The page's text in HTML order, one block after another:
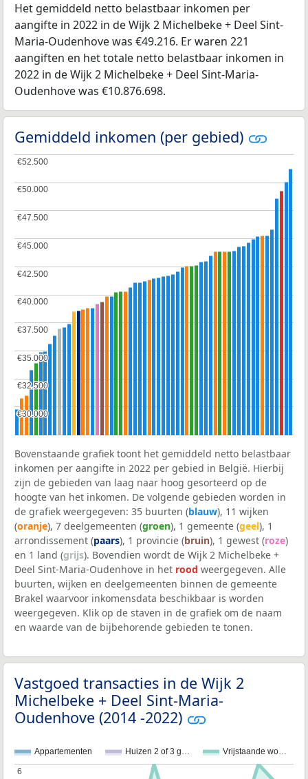
Het gemiddeld netto belastbaar inkomen per
aangifte in 2022 in de Wijk 2 Michelbeke + Deel Sint-
Maria-Oudenhove was €49.216. Er waren 221
aangiften en het totale netto belastbaar inkomen in
2022 in de Wijk 2 Michelbeke + Deel Sint-Maria-
Oudenhove was €10.876.698.
Gemiddeld inkomen (per gebied)
€30.000
€30.000
€32.500
€32.500
€35.000
€35.000
€37.500
€37.500
€40.000
€40.000
€42.500
€42.500
€45.000
€45.000
€47.500
€47.500
€50.000
€50.000
€52.500
€52.500
Bovenstaande grafiek toont het gemiddeld netto belastbaar
inkomen per aangifte in 2022 per gebied in België. Hierbij
zijn de gebieden van laag naar hoog gesorteerd op de
hoogte van het inkomen. De volgende gebieden worden in
de grafiek weergegeven: 35 buurten (blauw), 11 wijken
(oranje), 7 deelgemeenten (groen), 1 gemeente (geel), 1
arrondissement (paars), 1 provincie (bruin), 1 gewest (roze)
en 1 land (grijs). Bovendien wordt de Wijk 2 Michelbeke +
Deel Sint-Maria-Oudenhove in het rood weergegeven. Alle
buurten, wijken en deelgemeenten binnen de gemeente
Brakel waarvoor inkomensdata beschikbaar is worden
weergegeven. Klik op de staven in de grafiek om de naam
en waarde van de bijbehorende gebieden te tonen.
Vastgoed transacties in de Wijk 2
Michelbeke + Deel Sint-Maria-
Oudenhove (2014 -2022)
Appartementen Huizen 2 of 3 g… Vrijstaande wo…
6
6